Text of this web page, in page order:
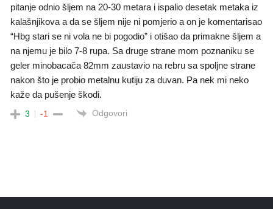
pitanje odnio šljem na 20-30 metara i ispalio desetak metaka iz
kalašnjikova a da se šljem nije ni pomjerio a on je komentarisao
“Hbg stari se ni vola ne bi pogodio” i otišao da primakne šljem a
na njemu je bilo 7-8 rupa. Sa druge strane mom poznaniku se
geler minobacača 82mm zaustavio na rebru sa spoljne strane
nakon što je probio metalnu kutiju za duvan. Pa nek mi neko
kaže da pušenje škodi.
3 -1 Odgovori